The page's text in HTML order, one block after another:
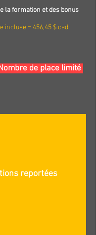
la formation et des bonus
incluse =456,45 $ cad
de place limité
reportées